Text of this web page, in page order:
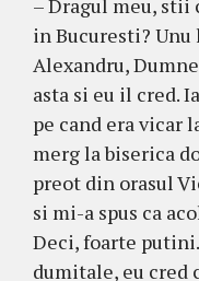
– Dragul meu,
in Bucuresti? Unu
Alexandru,
asta si eu il cred.
pe cand era vicar
merg la biserica
preot din orasul
si mi-a spus ca
Deci, foarte
dumitale, eu cred